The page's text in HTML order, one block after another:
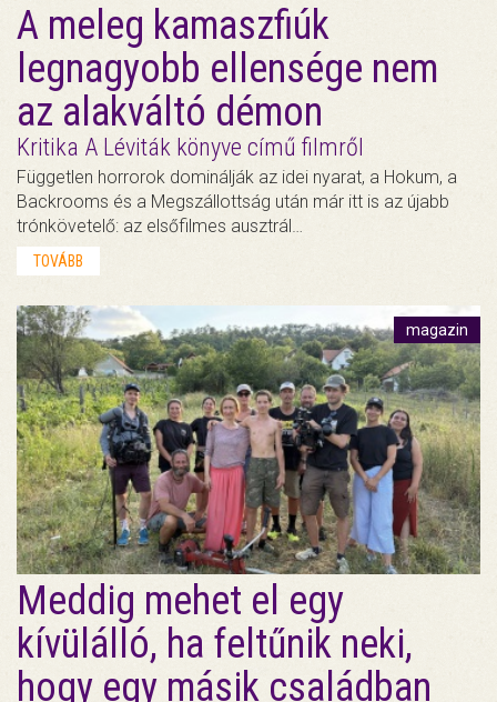
A meleg kamaszfiúk
legnagyobb ellensége nem
az alakváltó démon
Kritika A Léviták könyve című filmről
Független horrorok dominálják az idei nyarat, a Hokum, a
Backrooms és a Megszállottság után már itt is az újabb
trónkövetelő: az elsőfilmes ausztrál…
TOVÁBB
magazin
Meddig mehet el egy
kívülálló, ha feltűnik neki,
hogy egy másik családban